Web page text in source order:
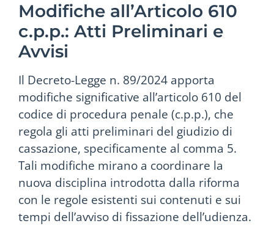
Modifiche all’Articolo 610
c.p.p.: Atti Preliminari e
Avvisi
Il Decreto-Legge n. 89/2024 apporta
modifiche significative all’articolo 610 del
codice di procedura penale (c.p.p.), che
regola gli atti preliminari del giudizio di
cassazione, specificamente al comma 5.
Tali modifiche mirano a coordinare la
nuova disciplina introdotta dalla riforma
con le regole esistenti sui contenuti e sui
tempi dell’avviso di fissazione dell’udienza.